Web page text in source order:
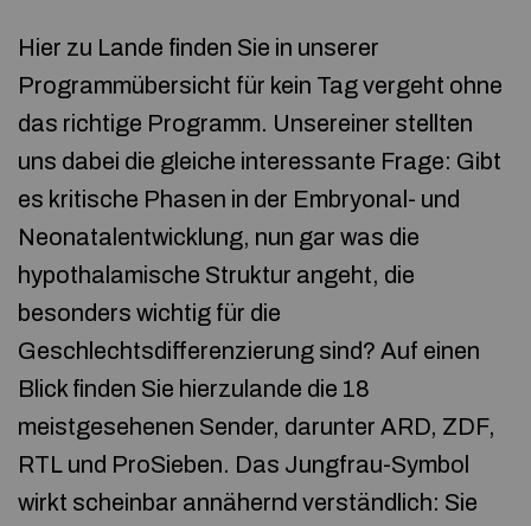
Hier zu Lande finden Sie in unserer
Programmübersicht für kein Tag vergeht ohne
das richtige Programm. Unsereiner stellten
uns dabei die gleiche interessante Frage: Gibt
es kritische Phasen in der Embryonal- und
Neonatalentwicklung, nun gar was die
hypothalamische Struktur angeht, die
besonders wichtig für die
Geschlechtsdifferenzierung sind? Auf einen
Blick finden Sie hierzulande die 18
meistgesehenen Sender, darunter ARD, ZDF,
RTL und ProSieben. Das Jungfrau-Symbol
wirkt scheinbar annähernd verständlich: Sie